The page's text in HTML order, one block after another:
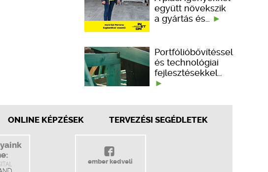
együtt növekszik
a gyártás és…
Portfólióbővítéssel
és technológiai
fejlesztésekkel…
ONLINE KÉPZÉSEK TERVEZÉSI SEGÉDLETEK
ember kedveli